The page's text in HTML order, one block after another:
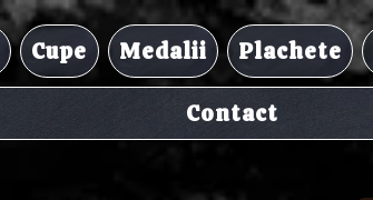
Cupe Medalii Plachete
Contact